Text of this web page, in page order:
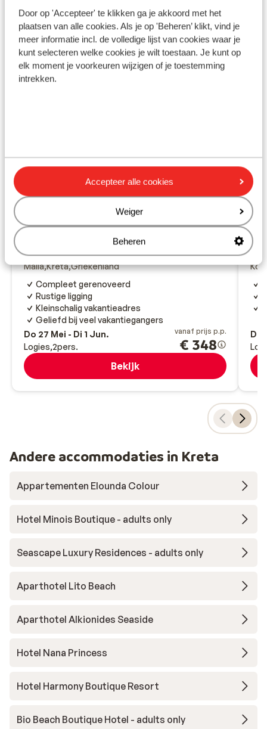
Door op 'Accepteer' te klikken ga je akkoord met het
plaatsen van alle cookies. Als je op 'Beheren’ klikt, vind je
meer informatie incl. de volledige lijst van cookies waar je
kunt selecteren welke cookies je wilt toestaan. Je kunt op
elk moment je voorkeuren wijzigen of je toestemming
intrekken.
Accepteer alle cookies
Weiger
Beheren
Aan een licht hellende weg
Ook interessant voor jou
Appartementen Cretan Family
Malia Kreta Griekenland
Compleet gerenoveerd
Rustige ligging
Kleinschalig vakantieadres
Geliefd bij veel vakantiegangers
Do 27 Mei - Di 1 Jun.
Logies 2pers.
vanaf prijs p.p.
€ 348
Bekijk
Do
Andere accommodaties in Kreta
Appartementen Elounda Colour
Hotel Minois Boutique - adults only
Seascape Luxury Residences - adults only
Aparthotel Lito Beach
Aparthotel Alkionides Seaside
Hotel Nana Princess
Hotel Harmony Boutique Resort
Bio Beach Boutique Hotel - adults only